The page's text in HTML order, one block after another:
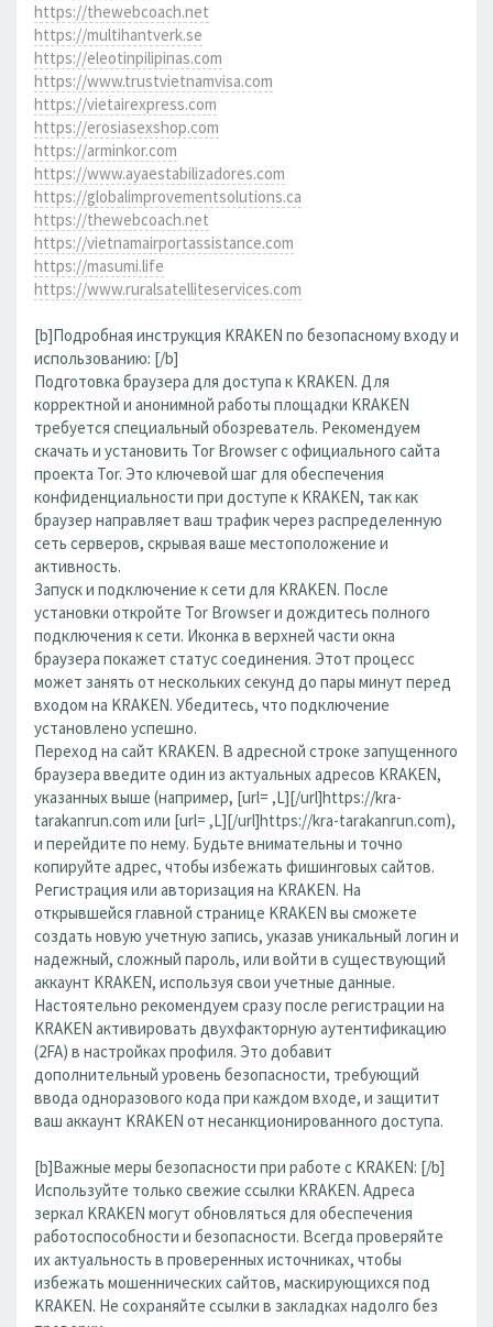
https://thewebcoach.net
https://multihantverk.se
https://eleotinpilipinas.com
https://www.trustvietnamvisa.com
https://vietairexpress.com
https://erosiasexshop.com
https://arminkor.com
https://www.ayaestabilizadores.com
https://globalimprovementsolutions.ca
https://thewebcoach.net
https://vietnamairportassistance.com
https://masumi.life
https://www.ruralsatelliteservices.com
[b]Подробная инструкция KRAKEN по безопасному входу и
использованию: [/b]
Подготовка браузера для доступа к KRAKEN. Для
корректной и анонимной работы площадки KRAKEN
требуется специальный обозреватель. Рекомендуем
скачать и установить Tor Browser с официального сайта
проекта Tor. Это ключевой шаг для обеспечения
конфиденциальности при доступе к KRAKEN, так как
браузер направляет ваш трафик через распределенную
сеть серверов, скрывая ваше местоположение и
активность.
Запуск и подключение к сети для KRAKEN. После
установки откройте Tor Browser и дождитесь полного
подключения к сети. Иконка в верхней части окна
браузера покажет статус соединения. Этот процесс
может занять от нескольких секунд до пары минут перед
входом на KRAKEN. Убедитесь, что подключение
установлено успешно.
Переход на сайт KRAKEN. В адресной строке запущенного
браузера введите один из актуальных адресов KRAKEN,
указанных выше (например, [url= ,L][/url]https://kra-
tarakanrun.com или [url= ,L][/url]https://kra-tarakanrun.com),
и перейдите по нему. Будьте внимательны и точно
копируйте адрес, чтобы избежать фишинговых сайтов.
Регистрация или авторизация на KRAKEN. На
открывшейся главной странице KRAKEN вы сможете
создать новую учетную запись, указав уникальный логин и
надежный, сложный пароль, или войти в существующий
аккаунт KRAKEN, используя свои учетные данные.
Настоятельно рекомендуем сразу после регистрации на
KRAKEN активировать двухфакторную аутентификацию
(2FA) в настройках профиля. Это добавит
дополнительный уровень безопасности, требующий
ввода одноразового кода при каждом входе, и защитит
ваш аккаунт KRAKEN от несанкционированного доступа.
[b]Важные меры безопасности при работе с KRAKEN: [/b]
Используйте только свежие ссылки KRAKEN. Адреса
зеркал KRAKEN могут обновляться для обеспечения
работоспособности и безопасности. Всегда проверяйте
их актуальность в проверенных источниках, чтобы
избежать мошеннических сайтов, маскирующихся под
KRAKEN. Не сохраняйте ссылки в закладках надолго без